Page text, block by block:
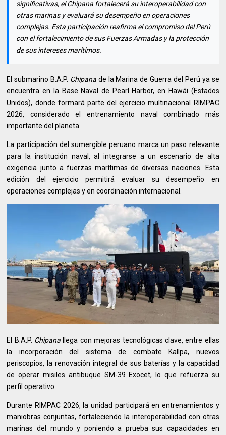
significativas, el Chipana fortalecerá su interoperabilidad con
otras marinas y evaluará su desempeño en operaciones
complejas. Esta participación reafirma el compromiso del Perú
con el fortalecimiento de sus Fuerzas Armadas y la protección
de sus intereses marítimos.
El submarino B.A.P. Chipanade la Marina de Guerra del Perú ya se
encuentra en la Base Naval de Pearl Harbor, en Hawái (Estados
Unidos), donde formará parte del ejercicio multinacional RIMPAC
2026, considerado el entrenamiento naval combinado más
importante del planeta.
La participación del sumergible peruano marca un paso relevante
para la institución naval, al integrarse a un escenario de alta
exigencia junto a fuerzas marítimas de diversas naciones. Esta
edición del ejercicio permitirá evaluar su desempeño en
operaciones complejas y en coordinación internacional.
El B.A.P. Chipana llega con mejoras tecnológicas clave, entre ellas
la incorporación del sistema de combate Kallpa, nuevos
periscopios, la renovación integral de sus baterías y la capacidad
de operar misiles antibuque SM-39 Exocet, lo que refuerza su
perfil operativo.
Durante RIMPAC 2026, la unidad participará en entrenamientos y
maniobras conjuntas, fortaleciendo la interoperabilidad con otras
marinas del mundo y poniendo a prueba sus capacidades en